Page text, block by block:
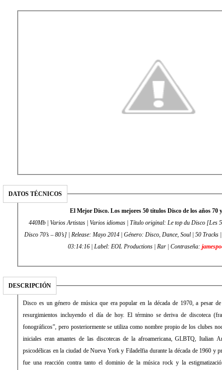
DATOS TÉCNICOS
El Mejor Disco. Los mejores 50 títulos Disco de los años 70
440Mb | Varios Artistas | Varios idiomas | Título original: Le top du Disco [Les
Disco 70’s – 80’s] | Release: Mayo 2014 | Género: Disco, Dance, Soul | 50
03:14:16 | Label: EOL Productions | Rar | Contraseña:
DESCRIPCIÓN
Disco es un género de música que era popular en la década de 1970, a pesar
resurgimientos incluyendo el día de hoy. El término se deriva de discoteca
fonográficos”, pero posteriormente se utiliza como nombre propio de los clubes
iniciales eran amantes de las discotecas de la afroamericana, GLBTQ, Italian
psicodélicas en la ciudad de Nueva York y Filadelfia durante la década de 1960 y
fue una reacción contra tanto el dominio de la música rock y la